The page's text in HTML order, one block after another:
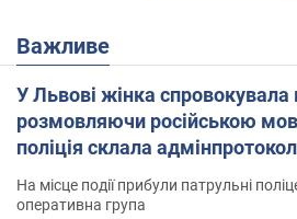
Важливе
У Львові жінка спровокувала
розмовляючи російською
поліція склала
На місце події прибули патрульні
оперативна група